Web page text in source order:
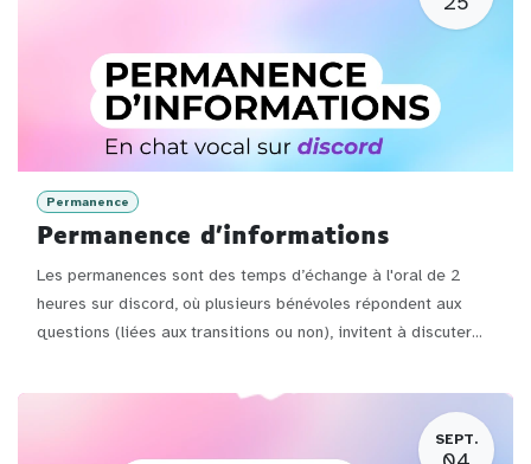
Permanence
Permanence d'informations
Les permanences sont des temps d’échange à l'oral de 2
heures sur discord, où plusieurs bénévoles répondent aux
questions (liées aux transitions ou non), invitent à discuter...
SEPT.